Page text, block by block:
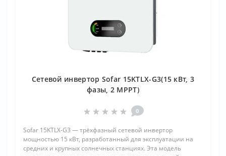
Сетевой инвертор Sofar 15KTLX-G3(15 кВт, 3
фазы, 2 MPPT)
0
Sofar 15KTLX-G3 — трёхфазный сетевой инвертор
мощностью 15 кВт, разработанный для эксплуатации на
средних и крупных солнечных станциях. Эта модель